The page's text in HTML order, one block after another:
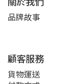
品牌故事
顧客服務
貨物運送